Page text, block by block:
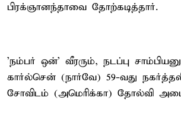
பிரக்ஞானந்தாவை தோற்கடித்தார்.
'நம்பர் ஒன்' வீரரும், நடப்பு
கார்ல்சென் (நார்வே) 59-வது
சோவிடம் (அமெரிக்கா) தோல்வி